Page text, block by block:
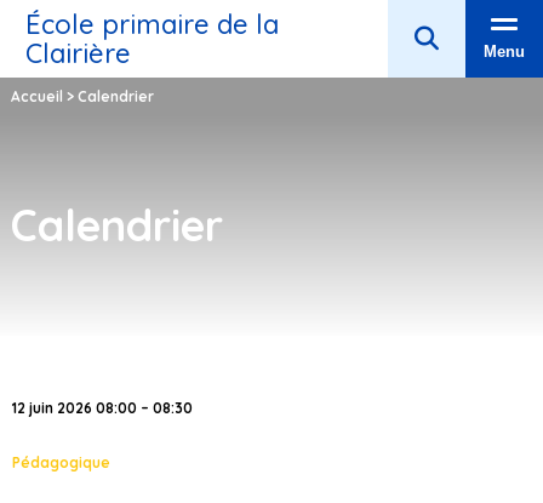
École primaire de la
Clairière
Menu
Accueil > Calendrier
Calendrier
12 juin 2026 08:00 – 08:30
Pédagogique